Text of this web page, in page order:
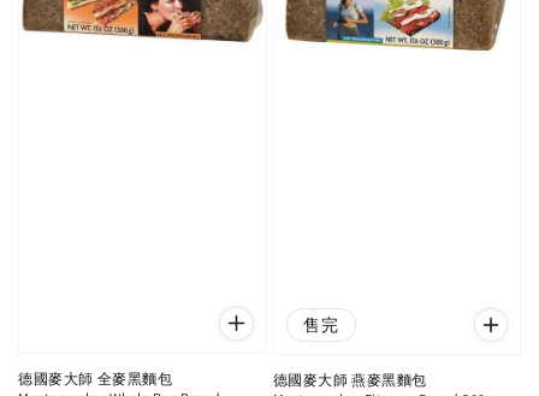
德國麥大師 全麥黑麵包
售完
德國麥大師 燕麥黑麵包